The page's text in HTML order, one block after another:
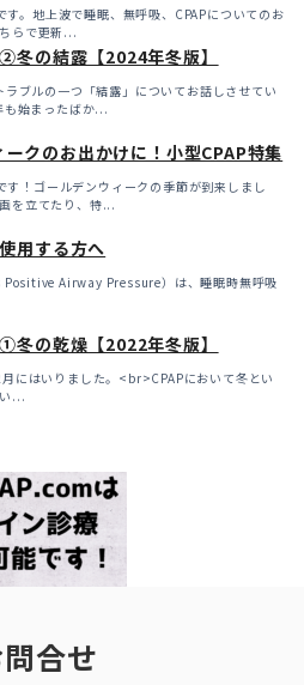
。地上波で睡眠、無呼吸、CPAPについてのお
らで更新...
冬の結露【2024年冬版】
ラブルの一つ「結露」についてお話しさせてい
始まったばか...
クのお出かけに！小型CPAP特集
！ゴールデンウィークの季節が到来しまし
を立てたり、特...
用する方へ
Positive Airway Pressure）は、睡眠時無呼吸
冬の乾燥【2022年冬版】
にはいりました。<br>CPAPにおいて冬とい
...
合せ